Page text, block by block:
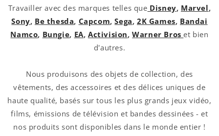
Travailler avec des marques telles que Disney, Marvel,
Sony, Be thesda, Capcom,Sega, 2K Games, Bandai
Namco, Bungie, EA, Activision,Warner Broset bien
d'autres.
Nous produisons des objets de collection, des
vêtements, des accessoires et des délices uniques de
haute qualité, basés sur tous les plus grands jeux vidéo,
films, émissions de télévision et bandes dessinées - et
nos produits sont disponibles dans le monde entier !